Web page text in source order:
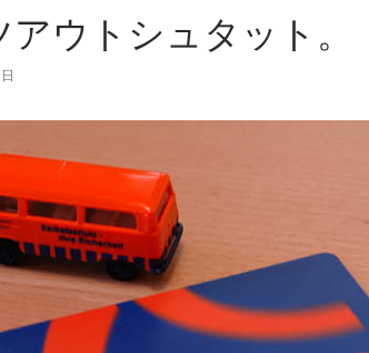
アウトシュタット。